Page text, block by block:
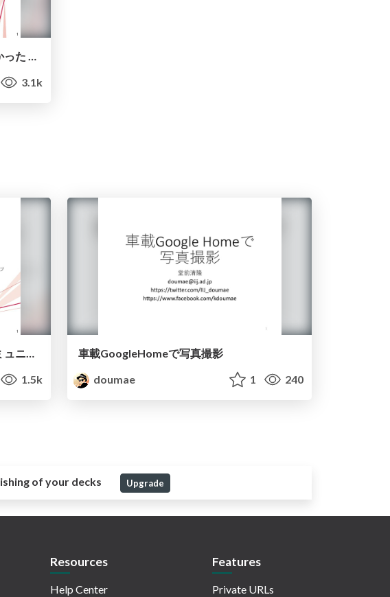
テックブログなんてやるつもりはなかった - テックブログカンファレンス (2020.02.25)
3.1k
車載スマートスピーカーで自動車コミュニケーション
1.5k
車載GoogleHomeで写真撮影
doumae
1 240
of your decks Upgrade
Resources
Help Center
Features
Private URLs